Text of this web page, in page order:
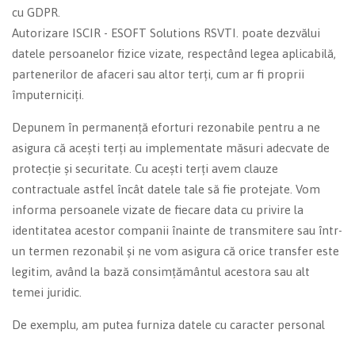
cu GDPR.
Autorizare ISCIR - ESOFT Solutions RSVTI. poate dezvălui
datele persoanelor fizice vizate, respectând legea aplicabilă,
partenerilor de afaceri sau altor terți, cum ar fi proprii
împuterniciți.
Depunem în permanență eforturi rezonabile pentru a ne
asigura că acești terți au implementate măsuri adecvate de
protecție și securitate. Cu acești terți avem clauze
contractuale astfel încât datele tale să fie protejate. Vom
informa persoanele vizate de fiecare data cu privire la
identitatea acestor companii înainte de transmitere sau într-
un termen rezonabil și ne vom asigura că orice transfer este
legitim, având la bază consimțământul acestora sau alt
temei juridic.
De exemplu, am putea furniza datele cu caracter personal